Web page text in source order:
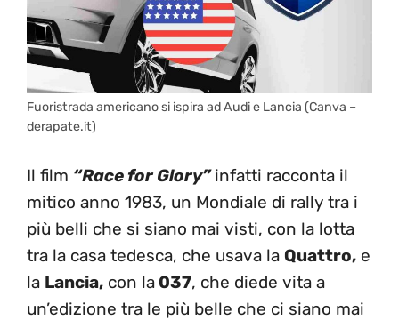
Fuoristrada americano si ispira ad Audi e Lancia (Canva –
derapate.it)
Il film “Race for Glory”infatti racconta il
mitico anno 1983, un Mondiale di rally tra i
più belli che si siano mai visti, con la lotta
tra la casa tedesca, che usava la Quattro, e
la Lancia, con la 037, che diede vita a
un’edizione tra le più belle che ci siano mai